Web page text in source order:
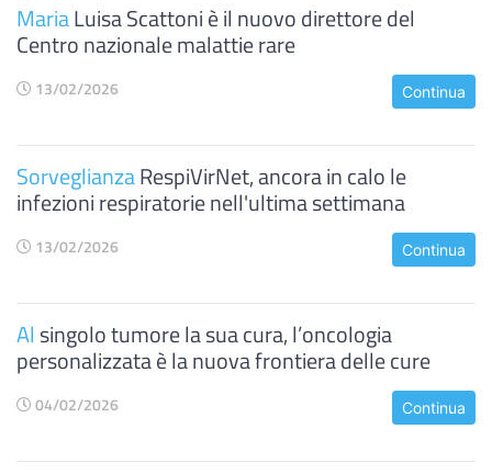
MariaLuisa Scattoni è il nuovo direttore del
Centro nazionale malattie rare
13/02/2026 Continua
SorveglianzaRespiVirNet, ancora in calo le
infezioni respiratorie nell'ultima settimana
13/02/2026 Continua
Al singolo tumore la sua cura, l’oncologia
personalizzata è la nuova frontiera delle cure
04/02/2026 Continua